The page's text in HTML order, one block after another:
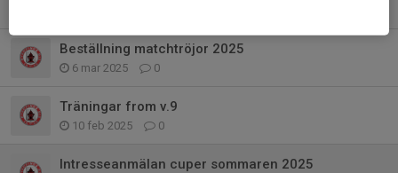
Beställning matchtröjor 2025
6 mar 2025 0
Träningar from v.9
10 feb 2025 0
Intresseanmälan cuper sommaren 2025